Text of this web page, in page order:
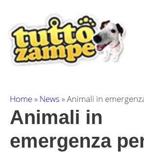
contenuto
Home» News »Animali in
Animali in
emergenza